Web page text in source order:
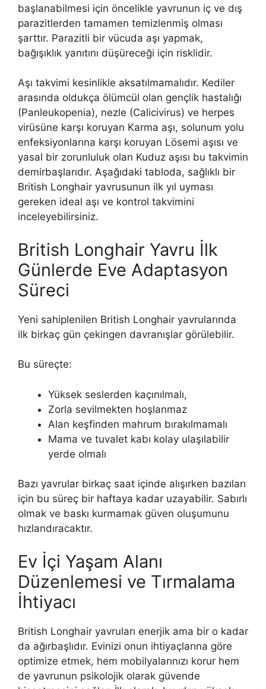
başlanabilmesi için öncelikle yavrunun iç ve dış
parazitlerden tamamen temizlenmiş olması
şarttır. Parazitli bir vücuda aşı yapmak,
bağışıklık yanıtını düşüreceği için risklidir.
Aşı takvimi kesinlikle aksatılmamalıdır. Kediler
arasında oldukça ölümcül olan gençlik hastalığı
(Panleukopenia), nezle (Calicivirus) ve herpes
virüsüne karşı koruyan Karma aşı, solunum yolu
enfeksiyonlarına karşı koruyan Lösemi aşısı ve
yasal bir zorunluluk olan Kuduz aşısı bu takvimin
demirbaşlarıdır. Aşağıdaki tabloda, sağlıklı bir
British Longhair yavrusunun ilk yıl uyması
gereken ideal aşı ve kontrol takvimini
inceleyebilirsiniz.
British Longhair Yavru İlk
Günlerde Eve Adaptasyon
Süreci
Yeni sahiplenilen British Longhair yavrularında
ilk birkaç gün çekingen davranışlar görülebilir.
Bu süreçte:
Yüksek seslerden kaçınılmalı,
Zorla sevilmekten hoşlanmaz
Alan keşfinden mahrum bırakılmamalı
Mama ve tuvalet kabı kolay ulaşılabilir
yerde olmalı
Bazı yavrular birkaç saat içinde alışırken bazıları
için bu süreç bir haftaya kadar uzayabilir. Sabırlı
olmak ve baskı kurmamak güven oluşumunu
hızlandıracaktır.
Ev İçi Yaşam Alanı
Düzenlemesi ve Tırmalama
İhtiyacı
British Longhair yavruları enerjik ama bir o kadar
da ağırbaşlıdır. Evinizi onun ihtiyaçlarına göre
optimize etmek, hem mobilyalarınızı korur hem
de yavrunun psikolojik olarak güvende